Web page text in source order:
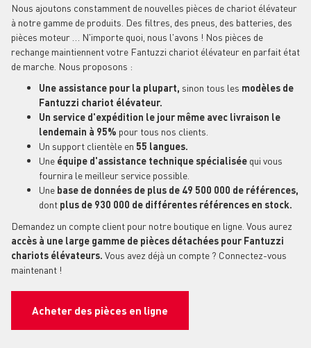
Nous ajoutons constamment de nouvelles pièces de chariot élévateur
à notre gamme de produits. Des filtres, des pneus, des batteries, des
pièces moteur … N'importe quoi, nous l'avons ! Nos pièces de
rechange maintiennent votre Fantuzzi chariot élévateur en parfait état
de marche. Nous proposons :
Une assistance pour la plupart, sinon tous les modèles de
Fantuzzi chariot élévateur.
Un service d'expédition le jour même avec livraison le
lendemain à 95% pour tous nos clients.
Un support clientèle en 55 langues.
Une équipe d'assistance technique spécialisée qui vous
fournira le meilleur service possible.
Une base de données de plus de 49 500 000 de références,
dont plus de 930 000 de différentes références en stock.
Demandez un compte client pour notre boutique en ligne. Vous aurez
accès à une large gamme de pièces détachées pour Fantuzzi
chariots élévateurs. Vous avez déjà un compte ? Connectez-vous
maintenant !
Acheter des pièces en ligne